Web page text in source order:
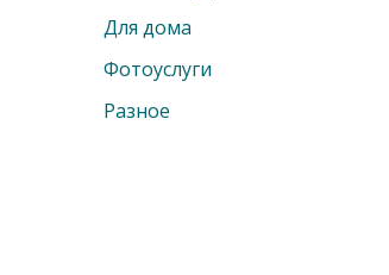
Для дома
Фотоуслуги
Разное